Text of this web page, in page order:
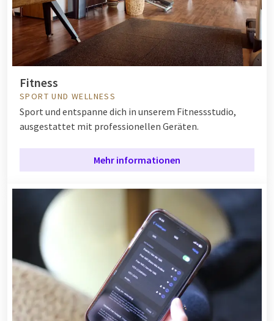
Fitness
SPORT UND WELLNESS
Sport und entspanne dich in unserem Fitnessstudio,
ausgestattet mit professionellen Geräten.
Mehr informationen